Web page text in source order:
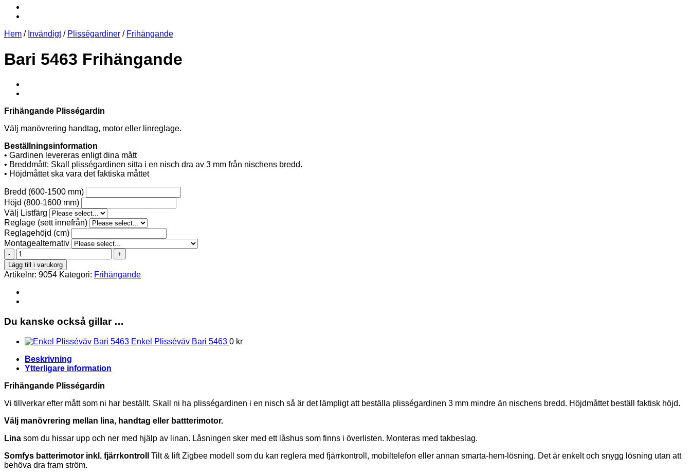
Hem / Invändigt / Plisségardiner / Frihängande
Bari 5463 Frihängande
Frihängande Plisségardin
Välj manövrering handtag, motor eller linreglage.
Beställningsinformation
• Gardinen levereras enligt dina mått
• Breddmått: Skall plisségardinen sitta i en nisch dra av 3 mm från nischens bredd.
• Höjdmåttet ska vara det faktiska måttet
Bredd (600-1500 mm)
Höjd (800-1600 mm)
Välj Listfärg
Reglage (sett innefrån)
Reglagehöjd (cm)
Montagealternativ
Bari
5463
Frihängande
mängd
Lägg till i varukorg
Artikelnr: 9054 Kategori: Frihängande
Du kanske också gillar …
Enkel Plisséväv Bari 5463 0 kr
Beskrivning
Ytterligare information
Frihängande Plisségardin
Vi tillverkar efter mått som ni har beställt. Skall ni ha plisségardinen i en nisch så är det lämpligt att beställa plisségardinen 3 mm mindre än nischens bredd. Höjdmåttet beställ faktisk höjd.
Välj manövrering mellan lina, handtag eller battterimotor.
Lina som du hissar upp och ner med hjälp av linan. Låsningen sker med ett låshus som finns i överlisten. Monteras med takbeslag.
Somfys batterimotor inkl. fjärrkontroll
Tilt & lift Zigbee modell som du kan reglera med fjärrkontroll, mobiltelefon eller annan smarta-hem-lösning. Det är enkelt och snygg lösning utan att
behöva dra fram ström.